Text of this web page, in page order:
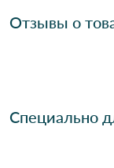
Отзывы о
Специально